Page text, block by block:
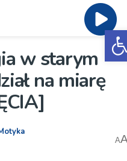
w starym
na miarę
A